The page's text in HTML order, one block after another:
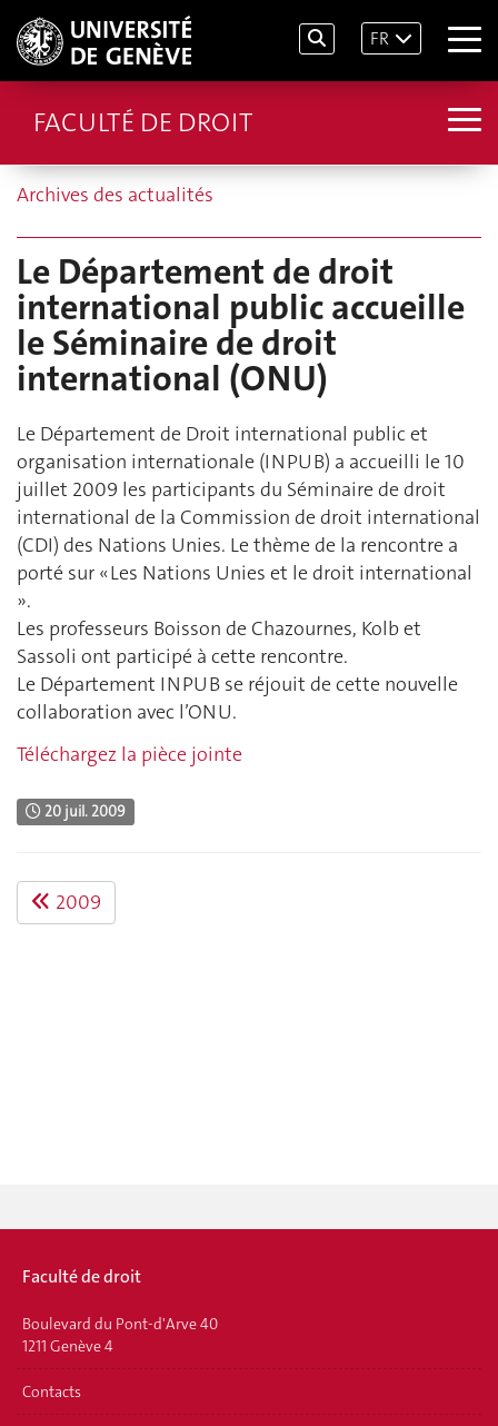
FR
FACULTÉ DE DROIT
Archives des actualités
Le Département de droit
international public accueille
le Séminaire de droit
international (ONU)
Le Département de Droit international public et
organisation internationale (INPUB) a accueilli le 10
juillet 2009 les participants du Séminaire de droit
international de la Commission de droit international
(CDI) des Nations Unies. Le thème de la rencontre a
porté sur « Les Nations Unies et le droit international
».
Les professeurs Boisson de Chazournes, Kolb et
Sassoli ont participé à cette rencontre.
Le Département INPUB se réjouit de cette nouvelle
collaboration avec l’ONU.
Téléchargez la pièce jointe
20 juil. 2009
2009
Faculté de droit
Boulevard du Pont-d'Arve 40
1211 Genève 4
Contacts